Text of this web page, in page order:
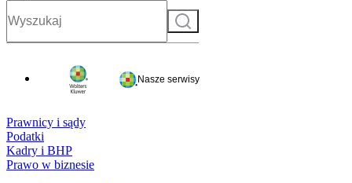
Szukaj
Nasze serwisy
Prawnicy i sądy
Podatki
Kadry i BHP
Prawo w biznesie